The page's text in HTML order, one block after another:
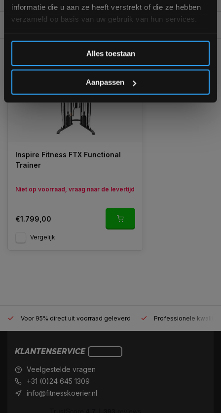
informatie die u aan ze heeft verstrekt of die ze hebben
verzameld op basis van uw gebruik van hun services.
Alles toestaan
Aanpassen
REVIEWS 9/10
GERELATEERDE PRODUCTEN
Inspire Fitness FTX Functional
Trainer
Niet op voorraad, vraag naar de levertijd
€1.799,00
Vergelijk
Voor 95% direct uit voorraad geleverd Professionele
KLANTENSERVICE
Veelgestelde vragen
+31 (0)24 645 1309
info@fitnesskoerier.nl
Inschrijven
*Verzendkosten vallen buiten de korting